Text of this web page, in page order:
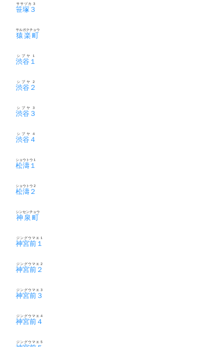
笹塚３
ササヅカ３
猿楽町
サルガクチョウ
渋谷１
シブヤ１
渋谷２
シブヤ２
渋谷３
シブヤ３
渋谷４
シブヤ４
松濤１
ショウトウ１
松濤２
ショウトウ２
神泉町
シンセンチョウ
神宮前１
ジングウマエ１
神宮前２
ジングウマエ２
神宮前３
ジングウマエ３
神宮前４
ジングウマエ４
ジングウマエ５